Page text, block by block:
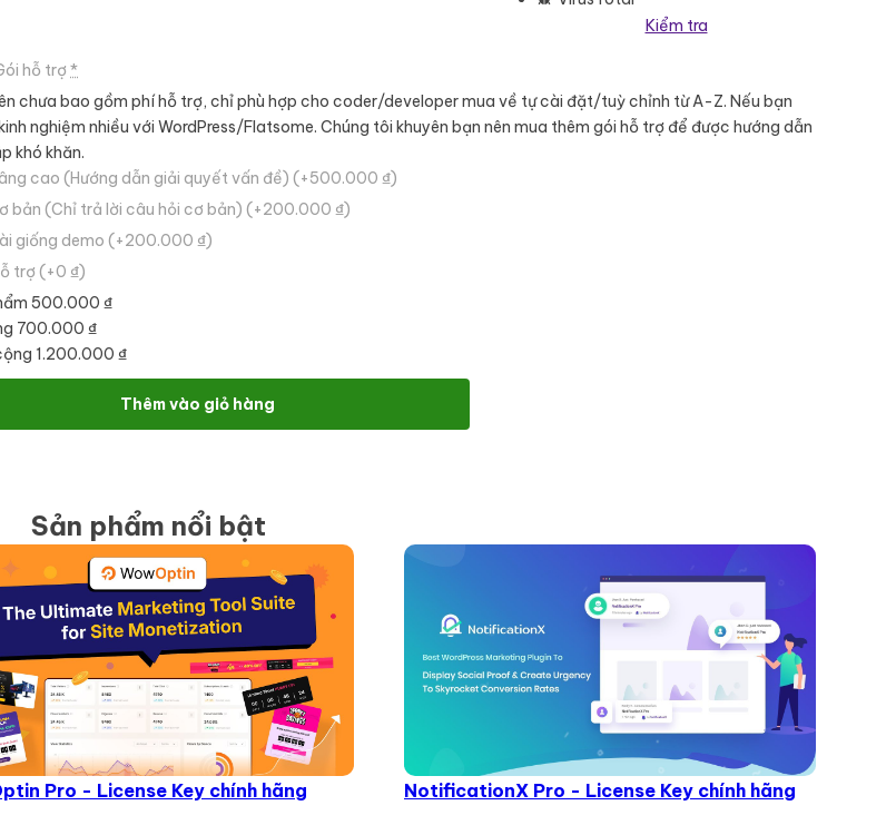
Kiểm tra
hỗ trợ *
chưa bao gồm phí hỗ trợ, chỉ phù hợp cho coder/developer mua về tự cài đặt/tuỳ chỉnh từ A-Z. Nếu bạn
nghiệm nhiều với WordPress/Flatsome. Chúng tôi khuyên bạn nên mua thêm gói hỗ trợ để được hướng dẫn
khó khăn.
cao (Hướng dẫn giải quyết vấn đề) (+500.000 ₫)
bản (Chỉ trả lời câu hỏi cơ bản) (+200.000 ₫)
giống demo (+200.000 ₫)
trợ (+0 ₫)
500.000 ₫
700.000 ₫
1.200.000 ₫
nhà thuốc 6 số lượng
Thêm vào giỏ hàng
Sản phẩm nổi bật
Pro - License Key chính hãng NotificationX Pro - License Key chính hãng